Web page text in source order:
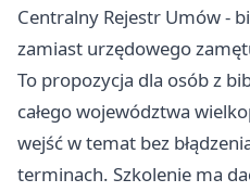
Centralny Rejestr Umów -
zamiast urzędowego
To propozycja dla osób z
całego województwa
wejść w temat bez
terminach. Szkolenie ma